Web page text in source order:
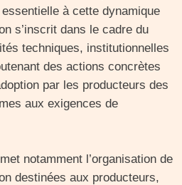
à cette dynamique
s’inscrit dans le cadre du
techniques, institutionnelles
des actions concrètes
par les producteurs des
aux exigences de
notamment l’organisation de
destinées aux producteurs,